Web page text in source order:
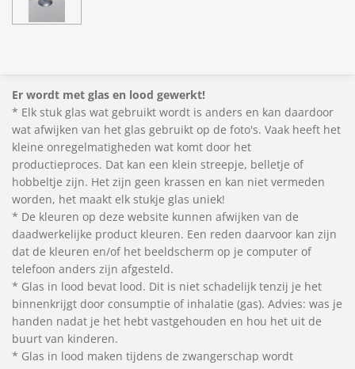
Er wordt met glas en lood gewerkt!
* Elk stuk glas wat gebruikt wordt is anders en kan daardoor
wat afwijken van het glas gebruikt op de foto's. Vaak heeft het
kleine onregelmatigheden wat komt door het
productieproces. Dat kan een klein streepje, belletje of
hobbeltje zijn. Het zijn geen krassen en kan niet vermeden
worden, het maakt elk stukje glas uniek!
* De kleuren op deze website kunnen afwijken van de
daadwerkelijke product kleuren. Een reden daarvoor kan zijn
dat de kleuren en/of het beeldscherm op je computer of
telefoon anders zijn afgesteld.
* Glas in lood bevat lood. Dit is niet schadelijk tenzij je het
binnenkrijgt door consumptie of inhalatie (gas). Advies: was je
handen nadat je het hebt vastgehouden en hou het uit de
buurt van kinderen.
* Glas in lood maken tijdens de zwangerschap wordt